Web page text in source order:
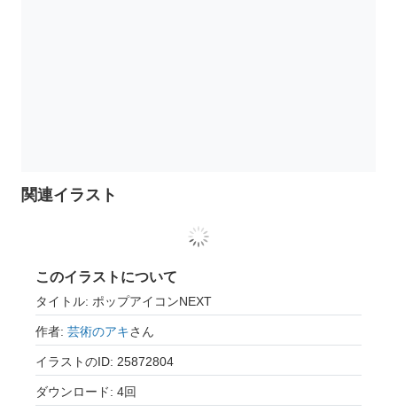
関連イラスト
このイラストについて
タイトル: ポップアイコンNEXT
作者: 芸術のアキさん
イラストのID: 25872804
ダウンロード: 4回